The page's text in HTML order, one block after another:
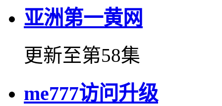
亚洲第一黄网
更新至第58集
me777访问升级